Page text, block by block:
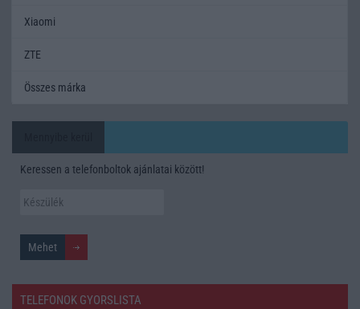
Xiaomi
ZTE
Összes márka
Keressen a telefonboltok ajánlatai között!
TELEFONOK GYORSLISTA